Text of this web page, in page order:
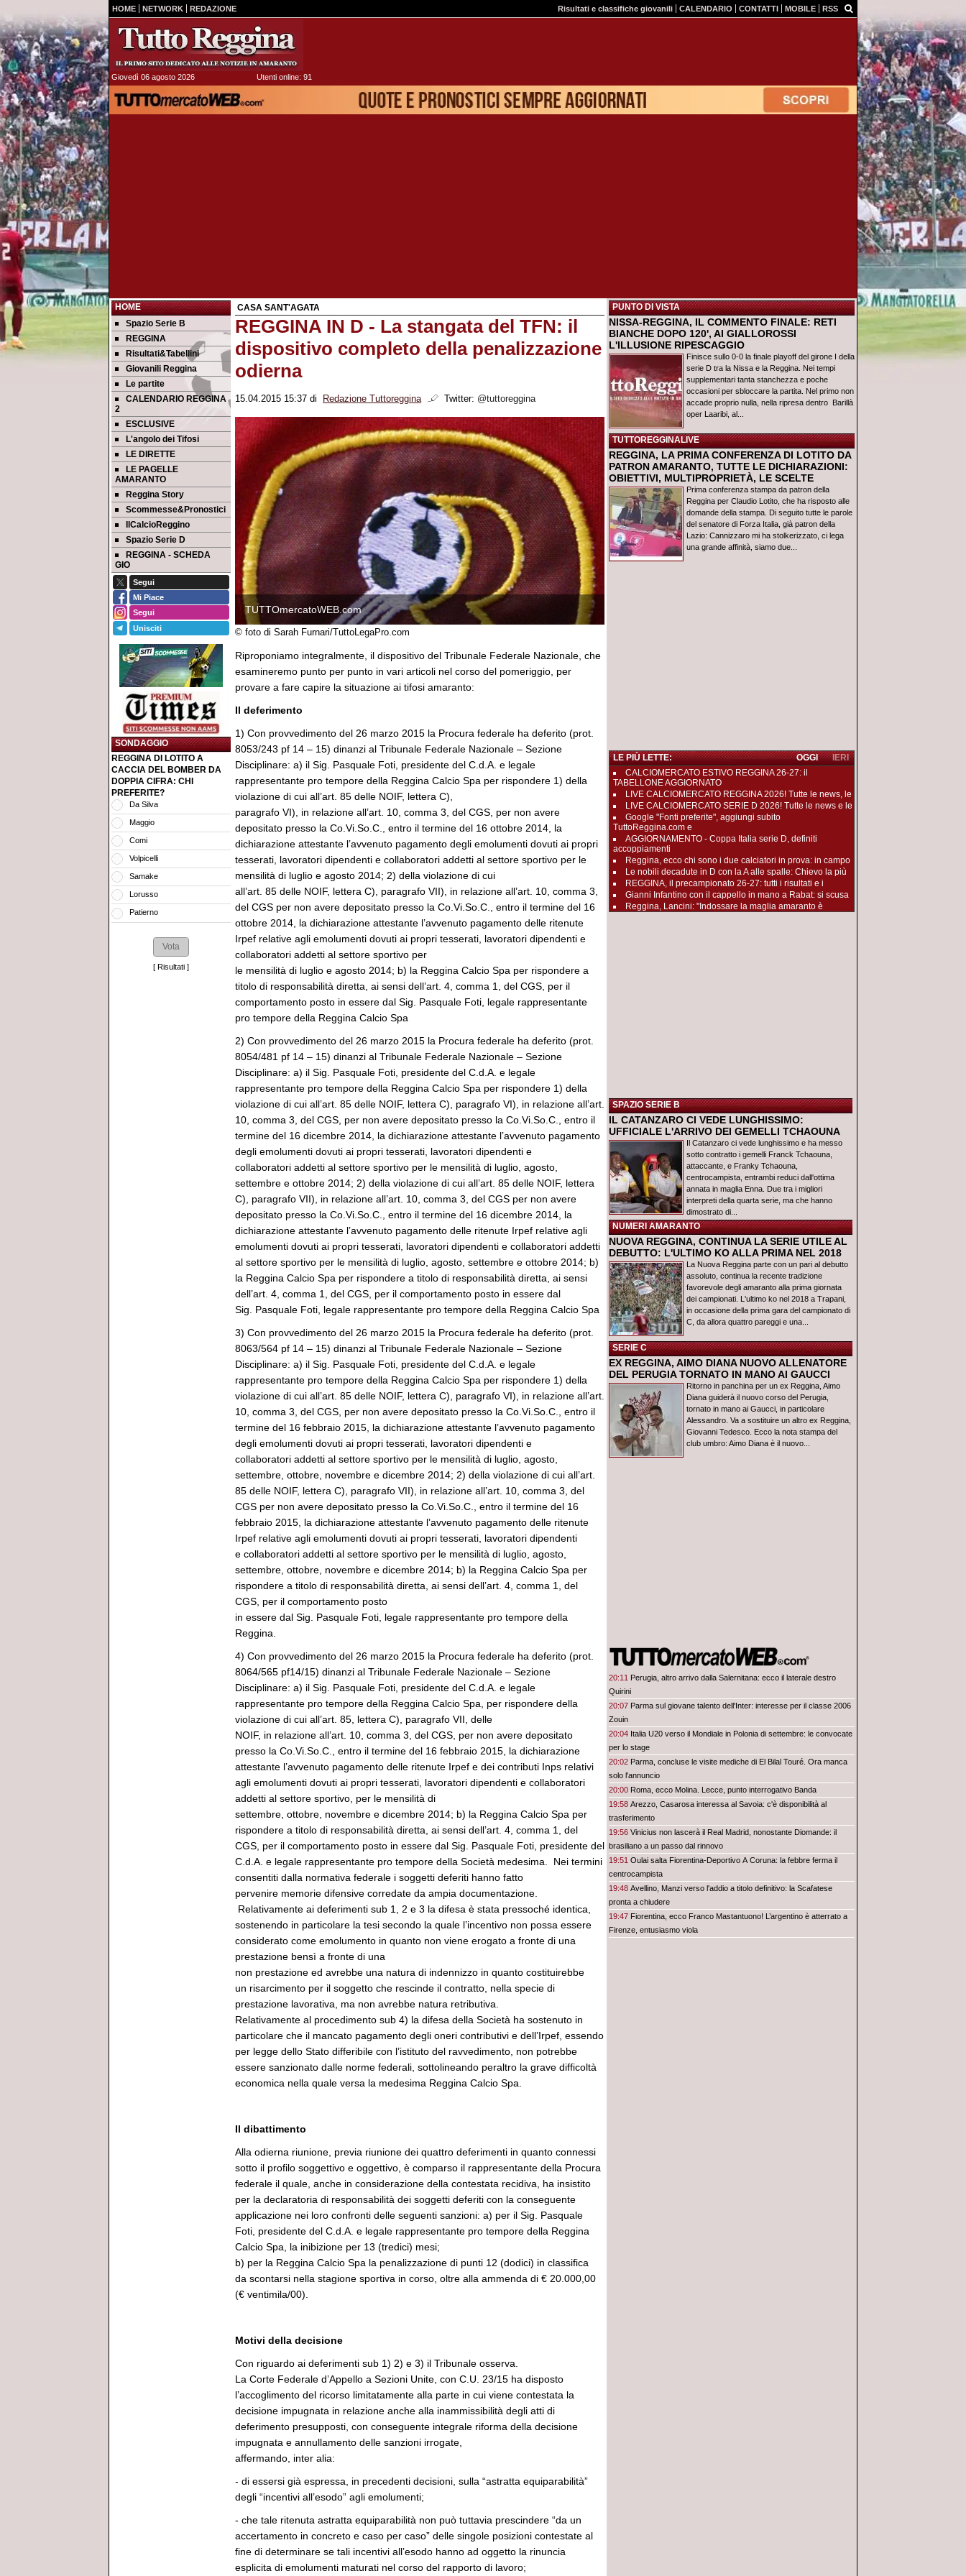
HOME NETWORK REDAZIONE Risultati e classifiche giovanili CALENDARIO CONTATTI MOBILE RSS
Giovedì 06 agosto 2026 Utenti online: 91
HOME
Spazio Serie B
REGGINA
Risultati&Tabellini
Giovanili Reggina
Le partite
CALENDARIO REGGINA
2
ESCLUSIVE
L'angolo dei Tifosi
LE DIRETTE
LE PAGELLE
AMARANTO
Reggina Story
Scommesse&Pronostici
IlCalcioReggino
Spazio Serie D
REGGINA - SCHEDA
GIO
Segui
Mi Piace
Segui
Unisciti
SONDAGGIO
REGGINA DI LOTITO A
CACCIA DEL BOMBER DA
DOPPIA CIFRA: CHI
PREFERITE?
Da Silva
Maggio
Comi
Volpicelli
Samake
Lorusso
Patierno
[ Risultati ]
CASA SANT'AGATA
REGGINA IN D - La stangata del TFN: il
dispositivo completo della penalizzazione
odierna
15.04.2015 15:37 di Redazione Tuttoreggina Twitter: @tuttoreggina
TUTTOmercatoWEB.com
© foto di Sarah Furnari/TuttoLegaPro.com
Riproponiamo integralmente, il dispositivo del Tribunale Federale Nazionale, che
esamineremo punto per punto in vari articoli nel corso del pomeriggio, per
provare a fare capire la situazione ai tifosi amaranto:
Il deferimento
1) Con provvedimento del 26 marzo 2015 la Procura federale ha deferito (prot.
8053/243 pf 14 – 15) dinanzi al Tribunale Federale Nazionale – Sezione
Disciplinare: a) il Sig. Pasquale Foti, presidente del C.d.A. e legale
rappresentante pro tempore della Reggina Calcio Spa per rispondere 1) della
violazione di cui all’art. 85 delle NOIF, lettera C),
paragrafo VI), in relazione all’art. 10, comma 3, del CGS, per non avere
depositato presso la Co.Vi.So.C., entro il termine del 16 ottobre 2014, la
dichiarazione attestante l’avvenuto pagamento degli emolumenti dovuti ai propri
tesserati, lavoratori dipendenti e collaboratori addetti al settore sportivo per le
mensilità di luglio e agosto 2014; 2) della violazione di cui
all’art. 85 delle NOIF, lettera C), paragrafo VII), in relazione all’art. 10, comma 3,
del CGS per non avere depositato presso la Co.Vi.So.C., entro il termine del 16
ottobre 2014, la dichiarazione attestante l’avvenuto pagamento delle ritenute
Irpef relative agli emolumenti dovuti ai propri tesserati, lavoratori dipendenti e
collaboratori addetti al settore sportivo per
le mensilità di luglio e agosto 2014; b) la Reggina Calcio Spa per rispondere a
titolo di responsabilità diretta, ai sensi dell’art. 4, comma 1, del CGS, per il
comportamento posto in essere dal Sig. Pasquale Foti, legale rappresentante
pro tempore della Reggina Calcio Spa
2) Con provvedimento del 26 marzo 2015 la Procura federale ha deferito (prot.
8054/481 pf 14 – 15) dinanzi al Tribunale Federale Nazionale – Sezione
Disciplinare: a) il Sig. Pasquale Foti, presidente del C.d.A. e legale
rappresentante pro tempore della Reggina Calcio Spa per rispondere 1) della
violazione di cui all’art. 85 delle NOIF, lettera C), paragrafo VI), in relazione all’art.
10, comma 3, del CGS, per non avere depositato presso la Co.Vi.So.C., entro il
termine del 16 dicembre 2014, la dichiarazione attestante l’avvenuto pagamento
degli emolumenti dovuti ai propri tesserati, lavoratori dipendenti e
collaboratori addetti al settore sportivo per le mensilità di luglio, agosto,
settembre e ottobre 2014; 2) della violazione di cui all’art. 85 delle NOIF, lettera
C), paragrafo VII), in relazione all’art. 10, comma 3, del CGS per non avere
depositato presso la Co.Vi.So.C., entro il termine del 16 dicembre 2014, la
dichiarazione attestante l’avvenuto pagamento delle ritenute Irpef relative agli
emolumenti dovuti ai propri tesserati, lavoratori dipendenti e collaboratori addetti
al settore sportivo per le mensilità di luglio, agosto, settembre e ottobre 2014; b)
la Reggina Calcio Spa per rispondere a titolo di responsabilità diretta, ai sensi
dell’art. 4, comma 1, del CGS, per il comportamento posto in essere dal
Sig. Pasquale Foti, legale rappresentante pro tempore della Reggina Calcio Spa
3) Con provvedimento del 26 marzo 2015 la Procura federale ha deferito (prot.
8063/564 pf 14 – 15) dinanzi al Tribunale Federale Nazionale – Sezione
Disciplinare: a) il Sig. Pasquale Foti, presidente del C.d.A. e legale
rappresentante pro tempore della Reggina Calcio Spa per rispondere 1) della
violazione di cui all’art. 85 delle NOIF, lettera C), paragrafo VI), in relazione all’art.
10, comma 3, del CGS, per non avere depositato presso la Co.Vi.So.C., entro il
termine del 16 febbraio 2015, la dichiarazione attestante l’avvenuto pagamento
degli emolumenti dovuti ai propri tesserati, lavoratori dipendenti e
collaboratori addetti al settore sportivo per le mensilità di luglio, agosto,
settembre, ottobre, novembre e dicembre 2014; 2) della violazione di cui all’art.
85 delle NOIF, lettera C), paragrafo VII), in relazione all’art. 10, comma 3, del
CGS per non avere depositato presso la Co.Vi.So.C., entro il termine del 16
febbraio 2015, la dichiarazione attestante l’avvenuto pagamento delle ritenute
Irpef relative agli emolumenti dovuti ai propri tesserati, lavoratori dipendenti
e collaboratori addetti al settore sportivo per le mensilità di luglio, agosto,
settembre, ottobre, novembre e dicembre 2014; b) la Reggina Calcio Spa per
rispondere a titolo di responsabilità diretta, ai sensi dell’art. 4, comma 1, del
CGS, per il comportamento posto
in essere dal Sig. Pasquale Foti, legale rappresentante pro tempore della
Reggina.
4) Con provvedimento del 26 marzo 2015 la Procura federale ha deferito (prot.
8064/565 pf14/15) dinanzi al Tribunale Federale Nazionale – Sezione
Disciplinare: a) il Sig. Pasquale Foti, presidente del C.d.A. e legale
rappresentante pro tempore della Reggina Calcio Spa, per rispondere della
violazione di cui all’art. 85, lettera C), paragrafo VII, delle
NOIF, in relazione all’art. 10, comma 3, del CGS, per non avere depositato
presso la Co.Vi.So.C., entro il termine del 16 febbraio 2015, la dichiarazione
attestante l’avvenuto pagamento delle ritenute Irpef e dei contributi Inps relativi
agli emolumenti dovuti ai propri tesserati, lavoratori dipendenti e collaboratori
addetti al settore sportivo, per le mensilità di
settembre, ottobre, novembre e dicembre 2014; b) la Reggina Calcio Spa per
rispondere a titolo di responsabilità diretta, ai sensi dell’art. 4, comma 1, del
CGS, per il comportamento posto in essere dal Sig. Pasquale Foti, presidente del
C.d.A. e legale rappresentante pro tempore della Società medesima. Nei termini
consentiti dalla normativa federale i soggetti deferiti hanno fatto
pervenire memorie difensive corredate da ampia documentazione.
Relativamente ai deferimenti sub 1, 2 e 3 la difesa è stata pressoché identica,
sostenendo in particolare la tesi secondo la quale l’incentivo non possa essere
considerato come emolumento in quanto non viene erogato a fronte di una
prestazione bensì a fronte di una
non prestazione ed avrebbe una natura di indennizzo in quanto costituirebbe
un risarcimento per il soggetto che rescinde il contratto, nella specie di
prestazione lavorativa, ma non avrebbe natura retributiva.
Relativamente al procedimento sub 4) la difesa della Società ha sostenuto in
particolare che il mancato pagamento degli oneri contributivi e dell’Irpef, essendo
per legge dello Stato differibile con l’istituto del ravvedimento, non potrebbe
essere sanzionato dalle norme federali, sottolineando peraltro la grave difficoltà
economica nella quale versa la medesima Reggina Calcio Spa.
Il dibattimento
Alla odierna riunione, previa riunione dei quattro deferimenti in quanto connessi
sotto il profilo soggettivo e oggettivo, è comparso il rappresentante della Procura
federale il quale, anche in considerazione della contestata recidiva, ha insistito
per la declaratoria di responsabilità dei soggetti deferiti con la conseguente
applicazione nei loro confronti delle seguenti sanzioni: a) per il Sig. Pasquale
Foti, presidente del C.d.A. e legale rappresentante pro tempore della Reggina
Calcio Spa, la inibizione per 13 (tredici) mesi;
b) per la Reggina Calcio Spa la penalizzazione di punti 12 (dodici) in classifica
da scontarsi nella stagione sportiva in corso, oltre alla ammenda di € 20.000,00
(€ ventimila/00).
Motivi della decisione
Con riguardo ai deferimenti sub 1) 2) e 3) il Tribunale osserva.
La Corte Federale d’Appello a Sezioni Unite, con C.U. 23/15 ha disposto
l’accoglimento del ricorso limitatamente alla parte in cui viene contestata la
decisione impugnata in relazione anche alla inammissibilità degli atti di
deferimento presupposti, con conseguente integrale riforma della decisione
impugnata e annullamento delle sanzioni irrogate,
affermando, inter alia:
- di essersi già espressa, in precedenti decisioni, sulla “astratta equiparabilità”
degli “incentivi all’esodo” agli emolumenti;
- che tale ritenuta astratta equiparabilità non può tuttavia prescindere “da un
accertamento in concreto e caso per caso” delle singole posizioni contestate al
fine di determinare se tali incentivi all’esodo hanno ad oggetto la rinuncia
esplicita di emolumenti maturati nel corso del rapporto di lavoro;
PUNTO DI VISTA
NISSA-REGGINA, IL COMMENTO FINALE: RETI
BIANCHE DOPO 120', AI GIALLOROSSI
L'ILLUSIONE RIPESCAGGIO
Finisce sullo 0-0 la finale playoff del girone I della
serie D tra la Nissa e la Reggina. Nei tempi
supplementari tanta stanchezza e poche
occasioni per sbloccare la partita. Nel primo non
accade proprio nulla, nella ripresa dentro Barillà
oper Laaribi, al...
TUTTOREGGINALIVE
REGGINA, LA PRIMA CONFERENZA DI LOTITO DA
PATRON AMARANTO, TUTTE LE DICHIARAZIONI:
OBIETTIVI, MULTIPROPRIETÀ, LE SCELTE
Prima conferenza stampa da patron della
Reggina per Claudio Lotito, che ha risposto alle
domande della stampa. Di seguito tutte le parole
del senatore di Forza Italia, già patron della
Lazio: Cannizzaro mi ha stolkerizzato, ci lega
una grande affinità, siamo due...
LE PIÙ LETTE: IERI
OGGI
CALCIOMERCATO ESTIVO REGGINA 26-27: il
TABELLONE AGGIORNATO
LIVE CALCIOMERCATO REGGINA 2026! Tutte le news, le
LIVE CALCIOMERCATO SERIE D 2026! Tutte le news e le
Google "Fonti preferite", aggiungi subito
TuttoReggina.com e
AGGIORNAMENTO - Coppa Italia serie D, definiti
accoppiamenti
Reggina, ecco chi sono i due calciatori in prova: in campo
Le nobili decadute in D con la A alle spalle: Chievo la più
REGGINA, il precampionato 26-27: tutti i risultati e i
Gianni Infantino con il cappello in mano a Rabat: si scusa
Reggina, Lancini: "Indossare la maglia amaranto è
SPAZIO SERIE B
IL CATANZARO CI VEDE LUNGHISSIMO:
UFFICIALE L'ARRIVO DEI GEMELLI TCHAOUNA
Il Catanzaro ci vede lunghissimo e ha messo
sotto contratto i gemelli Franck Tchaouna,
attaccante, e Franky Tchaouna,
centrocampista, entrambi reduci dall'ottima
annata in maglia Enna. Due tra i migliori
interpreti della quarta serie, ma che hanno
dimostrato di...
NUMERI AMARANTO
NUOVA REGGINA, CONTINUA LA SERIE UTILE AL
DEBUTTO: L'ULTIMO KO ALLA PRIMA NEL 2018
La Nuova Reggina parte con un pari al debutto
assoluto, continua la recente tradizione
favorevole degli amaranto alla prima giornata
dei campionati. L'ultimo ko nel 2018 a Trapani,
in occasione della prima gara del campionato di
C, da allora quattro pareggi e una...
SERIE C
EX REGGINA, AIMO DIANA NUOVO ALLENATORE
DEL PERUGIA TORNATO IN MANO AI GAUCCI
Ritorno in panchina per un ex Reggina, Aimo
Diana guiderà il nuovo corso del Perugia,
tornato in mano ai Gaucci, in particolare
Alessandro. Va a sostituire un altro ex Reggina,
Giovanni Tedesco. Ecco la nota stampa del
club umbro: Aimo Diana è il nuovo...
20:11 Perugia, altro arrivo dalla Salernitana: ecco il laterale destro
Quirini
20:07 Parma sul giovane talento dell'Inter: interesse per il classe 2006
Zouin
20:04 Italia U20 verso il Mondiale in Polonia di settembre: le convocate
per lo stage
20:02 Parma, concluse le visite mediche di El Bilal Touré. Ora manca
solo l'annuncio
20:00 Roma, ecco Molina. Lecce, punto interrogativo Banda
19:58 Arezzo, Casarosa interessa al Savoia: c'è disponibilità al
trasferimento
19:56 Vinicius non lascerà il Real Madrid, nonostante Diomande: il
brasiliano a un passo dal rinnovo
19:51 Oulai salta Fiorentina-Deportivo A Coruna: la febbre ferma il
centrocampista
19:48 Avellino, Manzi verso l'addio a titolo definitivo: la Scafatese
pronta a chiudere
19:47 Fiorentina, ecco Franco Mastantuono! L’argentino è atterrato a
Firenze, entusiasmo viola